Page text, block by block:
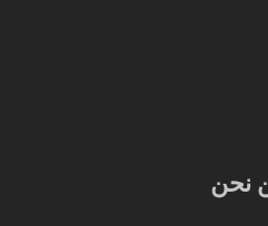
نحن